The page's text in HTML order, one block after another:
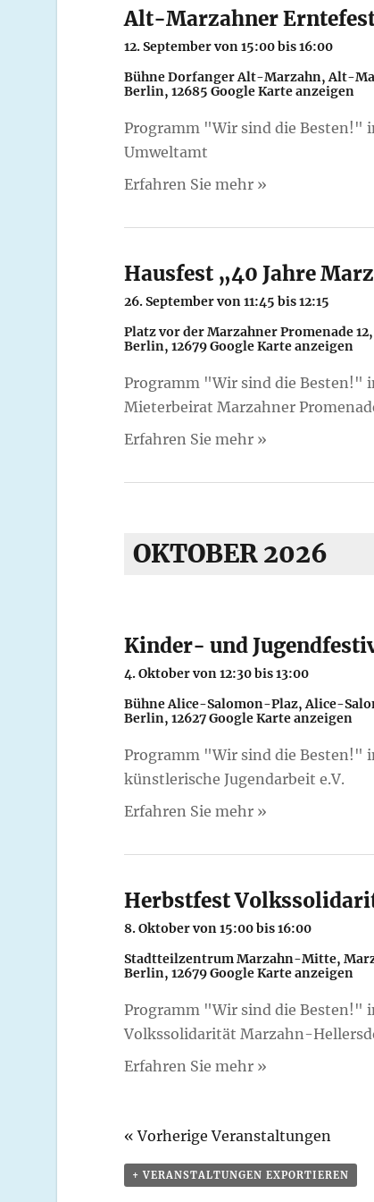
e
n
S
u
c
h
e
u
n
d
A
n
s
i
c
h
e
n
N
a
v
i
g
a
t
i
o
n
Alt-Marzahner
12. September von 15:00bis16:00
Bühne Dorfanger Alt-Marzahn,Alt-
Berlin, 12685 Google Karte anzeigen
Programm "Wir sind die Besten!"
Umweltamt
Erfahren Sie mehr »
Hausfest „40 Jahre
26. September von 11:45 bis12:15
Platz vor der Marzahner Promenade
Berlin, 12679Google Karte anzeigen
Programm "Wir sind die Besten!"
Mieterbeirat Marzahner
Erfahren Sie mehr »
OKTOBER 2026
Kinder- und
4. Oktober von 12:30bis13:00
Bühne Alice-Salomon-Plaz,Alice-
Berlin, 12627Google Karte anzeigen
Programm "Wir sind die Besten!"
künstlerische Jugendarbeit e.V.
Erfahren Sie mehr »
Herbstfest
8. Oktober von 15:00bis16:00
Stadtteilzentrum Marzahn-Mitte,
Berlin, 12679Google Karte anzeigen
Programm "Wir sind die Besten!"
Volkssolidarität Marzahn-
Erfahren Sie mehr »
« Vorherige Veranstaltungen
+ VERANSTALTUNGEN EXPORTIEREN